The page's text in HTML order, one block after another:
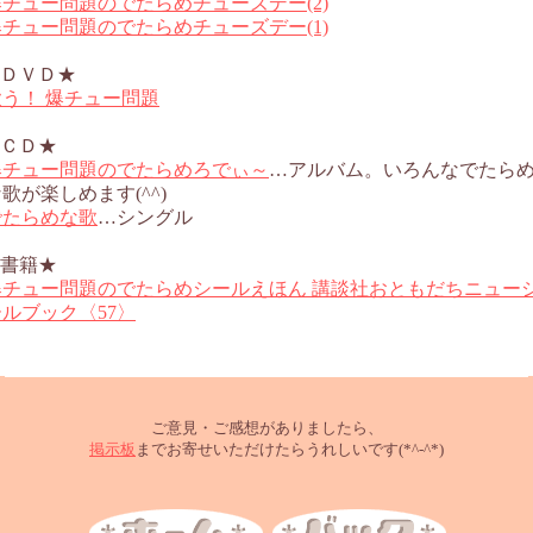
ュー問題のでたらめチューズデー(1)
ＶＤ★
！ 爆チュー問題
Ｄ★
ュー問題のでたらめろでぃ～ …アルバム。いろんなでたら
が楽しめます(^^)
らめな歌…シングル
籍★
ュー問題のでたらめシールえほん 講談社おともだちニュー
ブック〈57〉
ご意見・ご感想がありましたら、
掲示板 までお寄せいただけたらうれしいです(*^-^*)